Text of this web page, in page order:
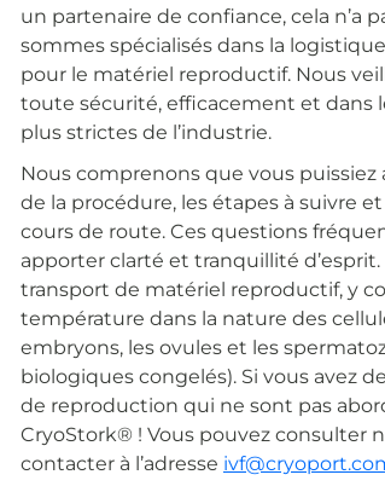
un partenaire de confiance, cela n’a
sommes spécialisés dans la
pour le matériel reproductif. Nous
toute sécurité, efficacement et dans
plus strictes de l’industrie.
Nous comprenons que vous
de la procédure, les étapes à suivre
cours de route. Ces questions
apporter clarté et tranquillité d’esprit.
transport de matériel reproductif, y
température dans la nature des
embryons, les ovules et les
biologiques congelés). Si vous avez
de reproduction qui ne sont pas
CryoStork® ! Vous pouvez consulter
contacter à l’adresse